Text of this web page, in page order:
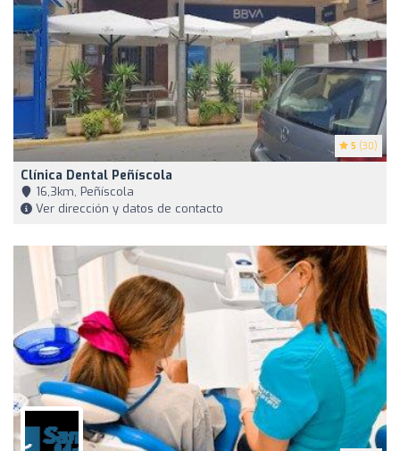
5 (30)
Clínica Dental Peñíscola
16,3km, Peñíscola
Ver dirección y datos de contacto